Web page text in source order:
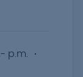
p.m.